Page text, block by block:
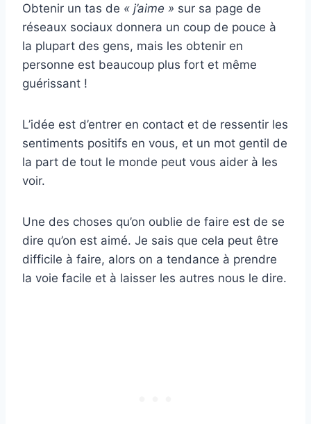
Obtenir un tas de « j’aime » sur sa page de
réseaux sociaux donnera un coup de pouce à
la plupart des gens, mais les obtenir en
personne est beaucoup plus fort et même
guérissant !
L’idée est d’entrer en contact et de ressentir les
sentiments positifs en vous, et un mot gentil de
la part de tout le monde peut vous aider à les
voir.
Une des choses qu’on oublie de faire est de se
dire qu’on est aimé. Je sais que cela peut être
difficile à faire, alors on a tendance à prendre
la voie facile et à laisser les autres nous le dire.